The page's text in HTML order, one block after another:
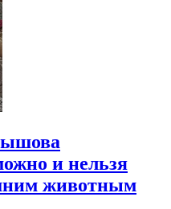
и нельзя
животным